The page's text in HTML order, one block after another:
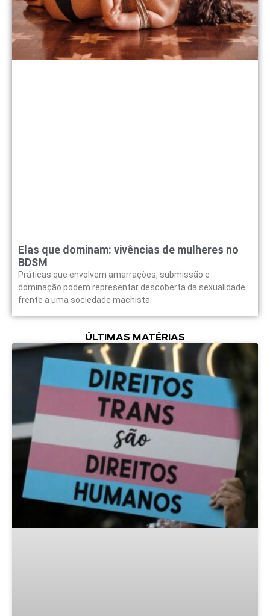
Elas que dominam: vivências de mulheres no
BDSM
Práticas que envolvem amarrações, submissão e
dominação podem representar descoberta da sexualidade
frente a uma sociedade machista.
ÚLTIMAS MATÉRIAS